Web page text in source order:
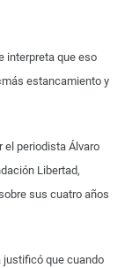
interpreta que eso
estancamiento y
el periodista Álvaro
Libertad,
sus cuatro años
justificó que cuando